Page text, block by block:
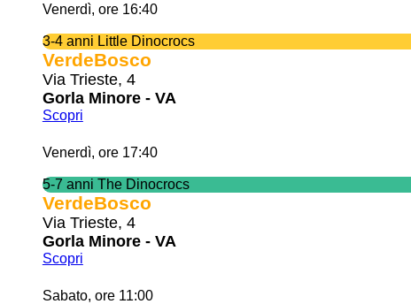
Venerdì, ore 16:40
3-4 anni Little Dinocrocs
VerdeBosco
Via Trieste, 4
Gorla Minore - VA
Scopri
Venerdì, ore 17:40
5-7 anni The Dinocrocs
VerdeBosco
Via Trieste, 4
Gorla Minore - VA
Scopri
Sabato, ore 11:00